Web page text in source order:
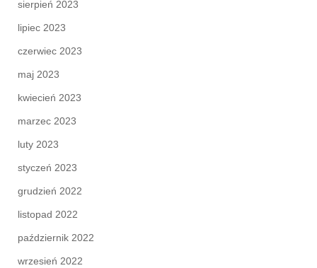
sierpień 2023
lipiec 2023
czerwiec 2023
maj 2023
kwiecień 2023
marzec 2023
luty 2023
styczeń 2023
grudzień 2022
listopad 2022
październik 2022
wrzesień 2022